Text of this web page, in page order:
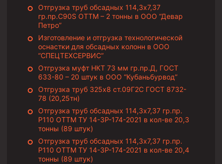
Патрубки цементировочные ПЦ
Краны шаровые КШЗ
Головки цементировочные универсальные
Устройство экранирующее для цементирования
скважин УЭЦС
Турбулизаторы типа ЦТ
Разъединители резьбовые РР
Переводники
Клапаны обратные
Отгрузка труб обсадных 114,3х7,37
гр.пр.C90S ОТТМ – 2 тонны в ООО “Девар
Петро”
Изготовление и отгрузка технологической
оснастки для обсадных колонн в ООО
“СПЕЦТЕХСЕРВИС”
Отгрузка муфт НКТ 73 мм гр.пр.Д, ГОСТ
633-80 – 20 штук в ООО “Кубаньбурвод”
Отгрузка труб 325х8 ст.09Г2С ГОСТ 8732-
78 (20,25тн)
Отгрузка труб обсадных 114,3х7,37 гр.пр.
Р110 ОТТМ ТУ 14-3Р-174-2021 в кол-ве 20,3
тонны (89 штук)
Отгрузка труб обсадных 114,3х7,37 гр.пр.
Р110 ОТТМ ТУ 14-3Р-174-2021 в кол-ве 20,4
тонны (89 штук)